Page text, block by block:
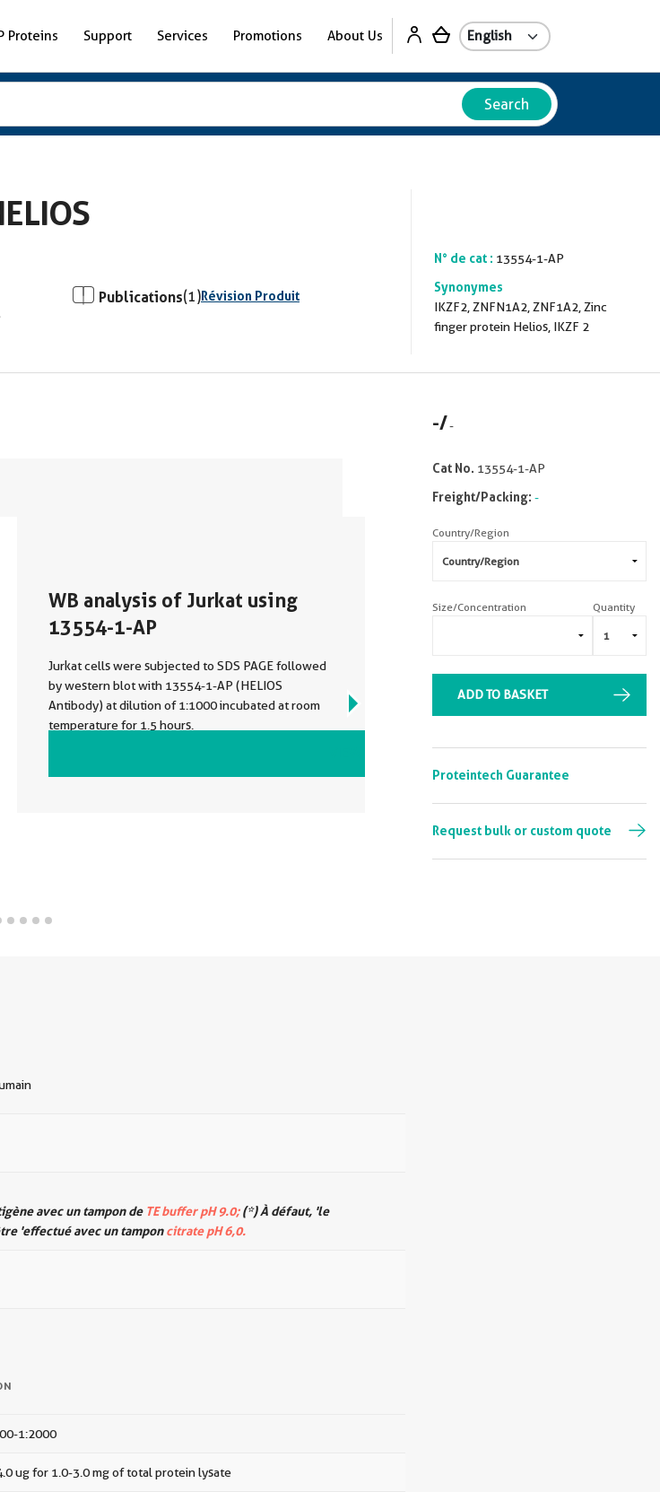
Proteins Support Services Promotions About Us
Search
Publications(1)Révision Produit
N° de cat : 13554-1-AP
Synonymes
IKZF2, ZNFN1A2, ZNF1A2, Zinc
finger protein Helios, IKZF 2
WB analysis of Jurkat using
13554-1-AP
Jurkat cells were subjected to SDS PAGE followed
by western blot with 13554-1-AP (HELIOS
Antibody) at dilution of 1:1000 incubated at room
temperature for 1.5 hours.
VIEW ALL IMAGES (6)
-/-
Cat No. 13554-1-AP
Freight/Packing: -
Country/Region
Size/Concentration Quantity
ADD TO BASKET
Proteintech Guarantee
Request bulk or custom quote
avec un tampon de TE buffer pH 9.0;(*) À défaut, 'le
'effectué avec un tamponcitrate pH 6,0.
1:2000
ug for 1.0-3.0 mg of total protein lysate